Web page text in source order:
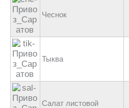
Чеснок
Тыква
Салат листовой